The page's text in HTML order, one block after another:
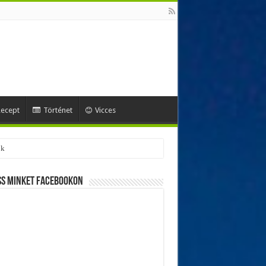
Történet Vicces
minket Facebookon